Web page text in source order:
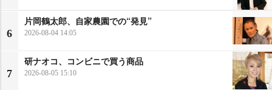
6
片岡鶴太郎、自家農園での“発見”
2026-08-04 14:05
7
研ナオコ、コンビニで買う商品
2026-08-05 15:10